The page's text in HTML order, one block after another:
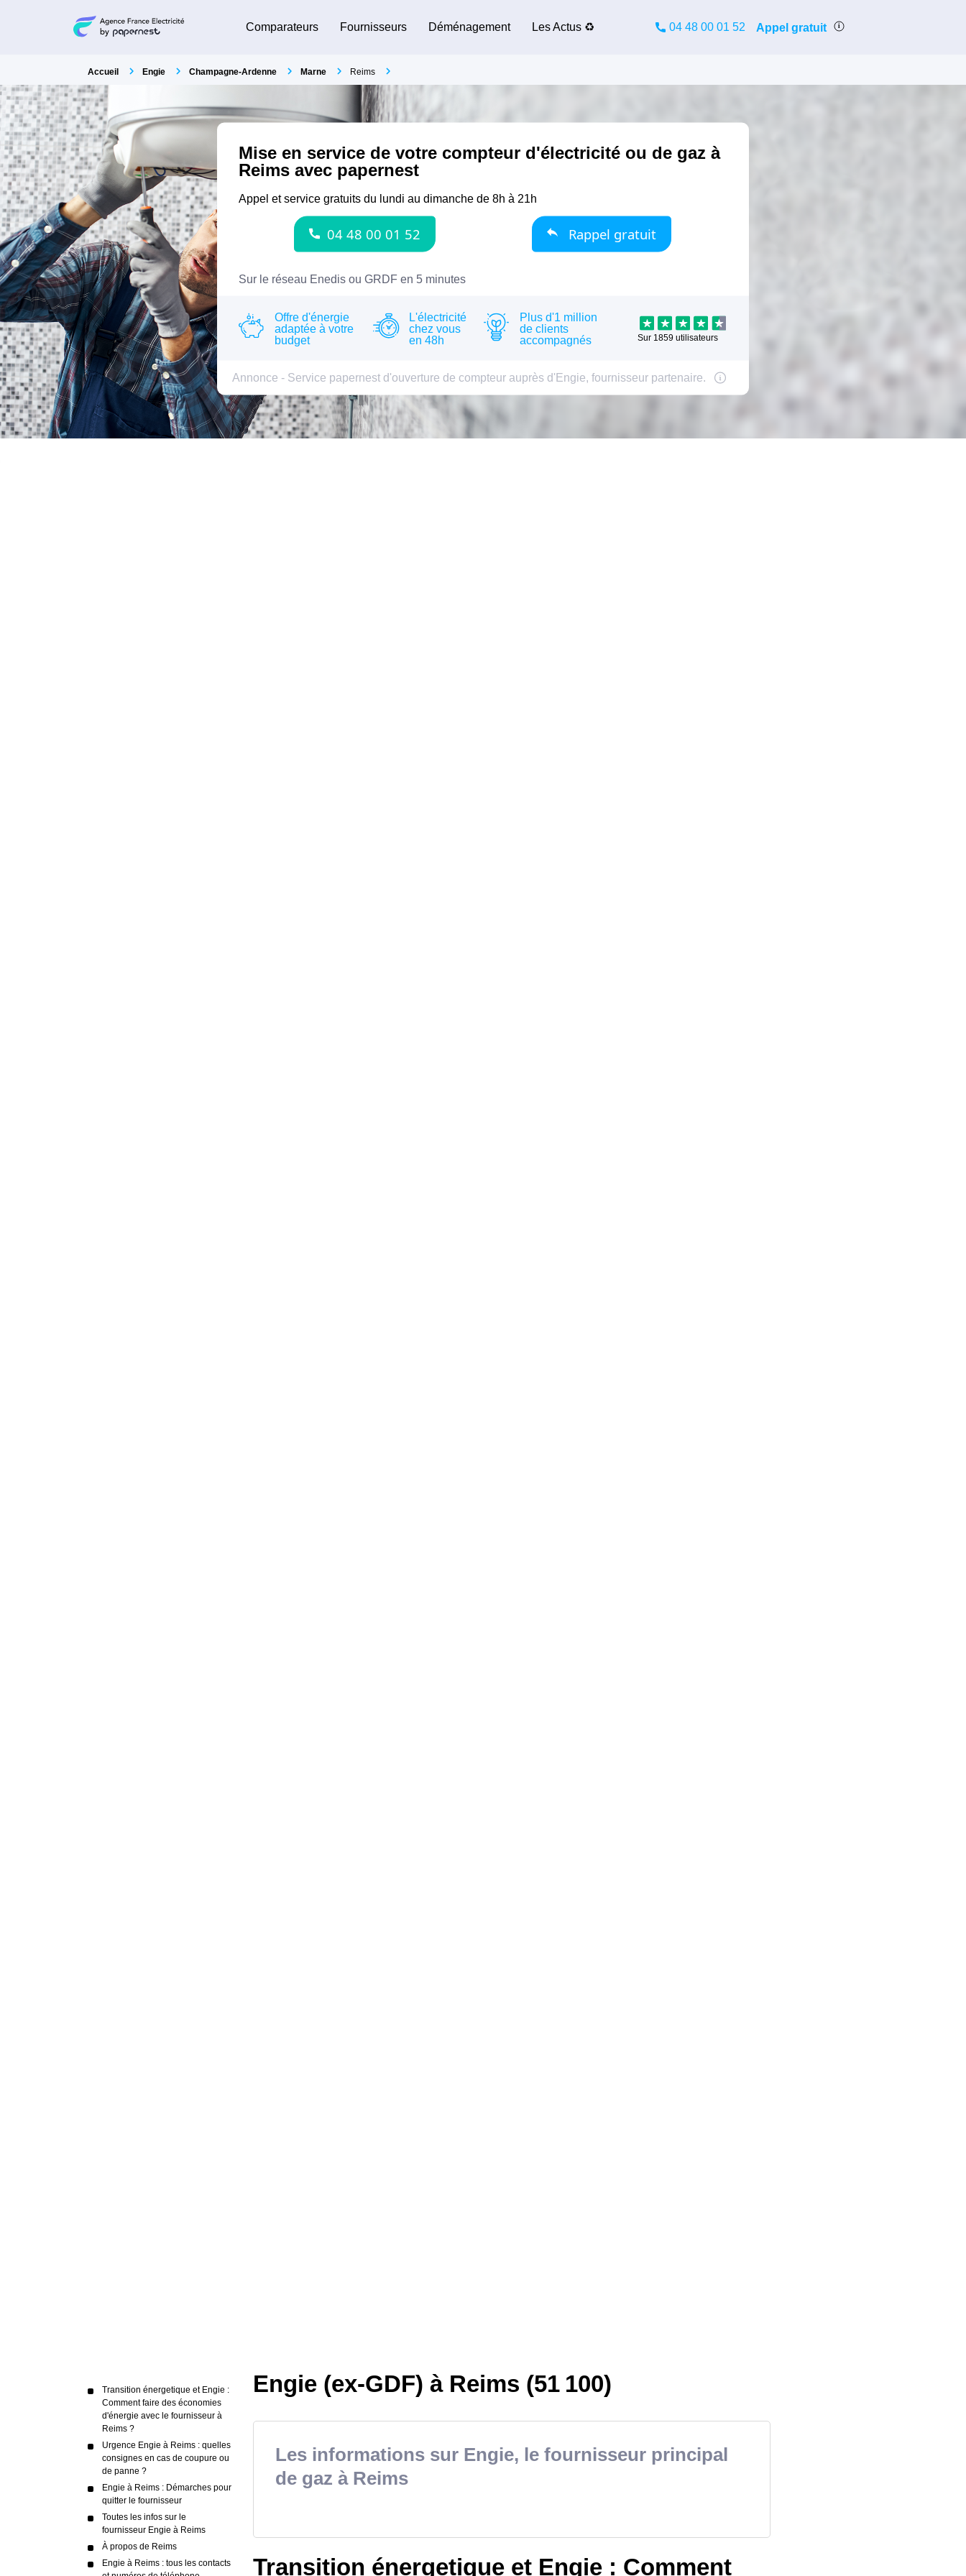
Comparateurs Fournisseurs Déménagement Les Actus ♻️ 04 48 00 01 52 Appel gratuit
Accueil Engie Champagne-Ardenne Marne Reims
Transition énergetique et Engie :
Comment faire des économies
d'énergie avec le fournisseur à
Reims ?
Urgence Engie à Reims : quelles
consignes en cas de coupure ou
de panne ?
Engie à Reims : Démarches pour
quitter le fournisseur
Toutes les infos sur le
fournisseur Engie à Reims
À propos de Reims
Engie à Reims : tous les contacts
Engie (ex-GDF) à Reims (51 100)
Les informations sur Engie, le fournisseur principal
de gaz à Reims
Transition énergetique et Engie : Comment